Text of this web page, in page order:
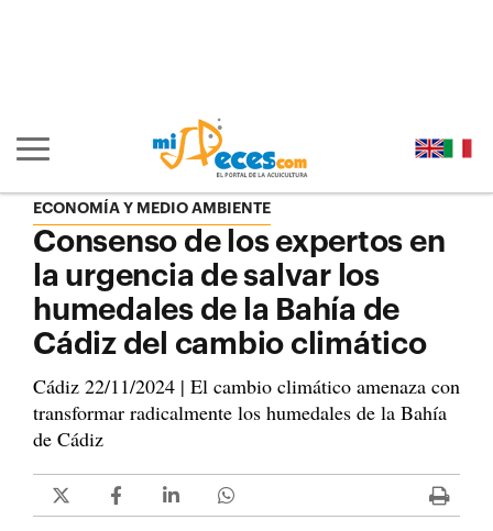
Mostrar/ocultar navegación principal
ECONOMÍA Y MEDIO AMBIENTE
Consenso de los expertos en
la urgencia de salvar los
humedales de la Bahía de
Cádiz del cambio climático
Cádiz 22/11/2024 | El cambio climático amenaza con
transformar radicalmente los humedales de la Bahía
de Cádiz